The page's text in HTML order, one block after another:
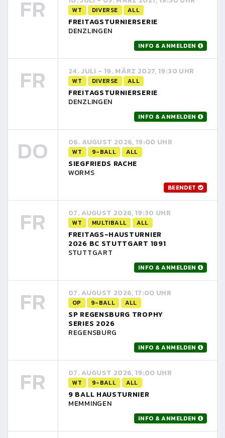
FR WT DIVERSE ALL
FREITAGSTURNIERSERIE
DENZLINGEN
INFO & ANMELDEN
FR 24. JULI - 19. MÄRZ 2027, 19:30 UHR
WT DIVERSE ALL
FREITAGSTURNIERSERIE
DENZLINGEN
INFO & ANMELDEN
DO 06. AUGUST 2026, 19:00 UHR
WT 9-BALL ALL
SIEGFRIEDS RACHE
WORMS
BEENDET
FR 07. AUGUST 2026, 19:30 UHR
WT MULTIBALL ALL
FREITAGS-HAUSTURNIER
2026 BC STUTTGART 1891
STUTTGART
INFO & ANMELDEN
FR 07. AUGUST 2026, 17:00 UHR
OP 9-BALL ALL
SP REGENSBURG TROPHY
SERIES 2026
REGENSBURG
INFO & ANMELDEN
FR 07. AUGUST 2026, 19:00 UHR
WT 9-BALL ALL
9 BALL HAUSTURNIER
MEMMINGEN
INFO & ANMELDEN